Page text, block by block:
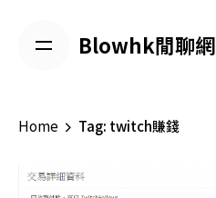
content
Blowhk閒聊網
Home Tag: twitch賺錢